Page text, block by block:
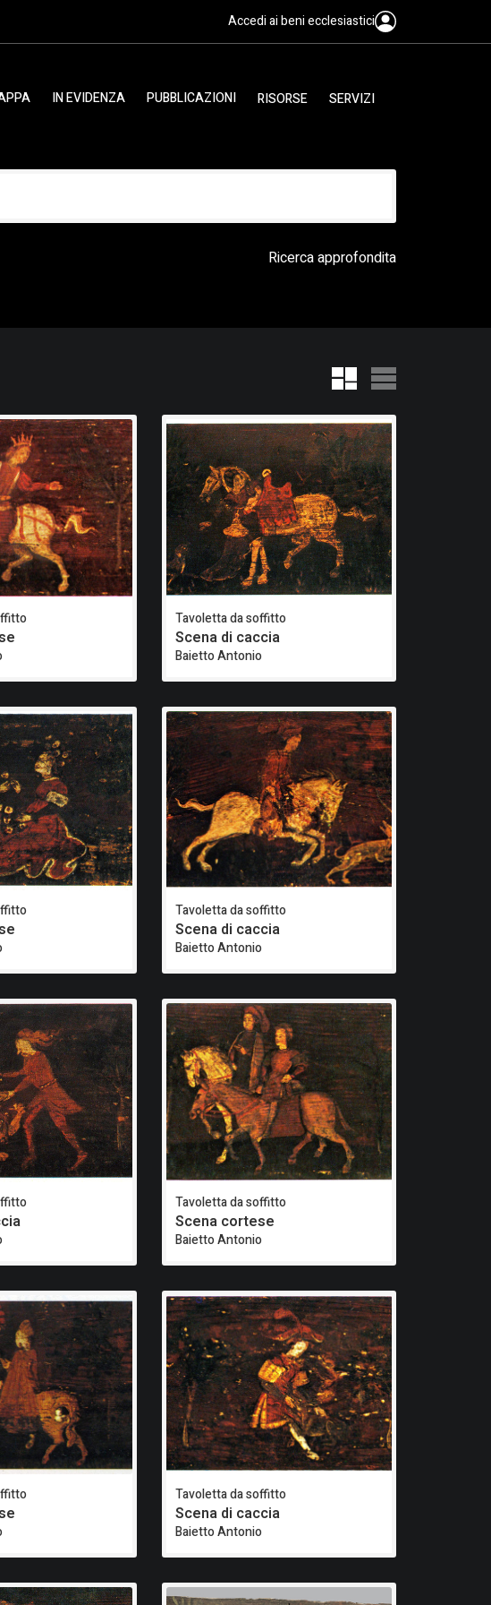
Accedi ai beni ecclesiastici
IN EVIDENZA PUBBLICAZIONI RISORSE SERVIZI
Ricerca approfondita
Tavoletta da soffitto
Scena di caccia
Baietto Antonio
Tavoletta da soffitto
Scena di caccia
Baietto Antonio
Tavoletta da soffitto
Scena cortese
Baietto Antonio
Tavoletta da soffitto
Scena di caccia
Baietto Antonio